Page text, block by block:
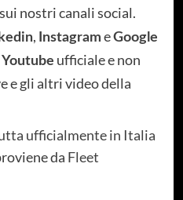
nostri canali social.
, Instagram eGoogle
Youtube ufficiale e non
e gli altri video della
ufficialmente in Italia
da Fleet